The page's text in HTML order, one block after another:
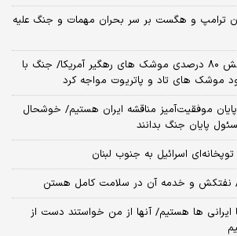
ترامپ و هگست بر سر بحران مهمات و جنگ علیه
گزارش سی ان ان از کاهش ۸۰ درصدی موشک های رهگیر آمریکا/ جنگ با
موشک های تاد و پاتریوت مواجه کرد
موفقیت‌آمیز مناقشه ایران هستیم/ خوشحال
پایان جنگ بدانند
اسرائیل به جنوب لبنان
نفتکش و خدمه آن در سلامت کامل هستن
ایرانی ها هستیم/ آنها از من خواستند دست از